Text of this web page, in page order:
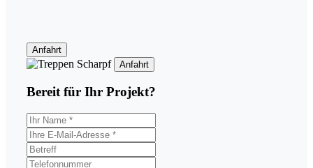
Anfahrt
Anfahrt
Bereit für Ihr Projekt?